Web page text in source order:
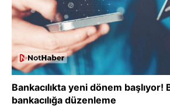
Bankacılıkta yeni dönem başlıyor!
bankacılığa düzenleme